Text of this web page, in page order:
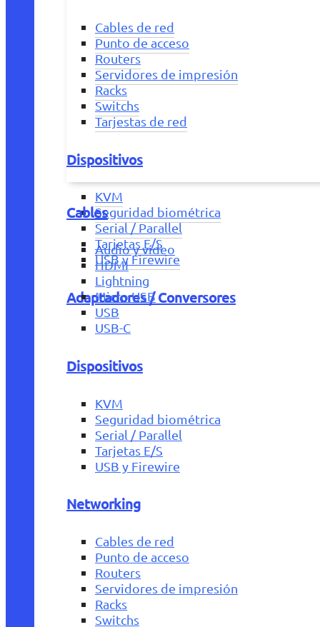
Cables de red
Punto de acceso
Routers
Servidores de impresión
Racks
Switchs
Tarjestas de red
Dispositivos
KVM
Seguridad biométrica
Serial / Parallel
Tarjetas E/S
USB y Firewire
Adaptadores / Conversores
Cables
Audio y vídeo
HDMI
Lightning
Micro USB
USB
USB-C
Dispositivos
KVM
Seguridad biométrica
Serial / Parallel
Tarjetas E/S
USB y Firewire
Networking
Cables de red
Punto de acceso
Routers
Servidores de impresión
Racks
Switchs